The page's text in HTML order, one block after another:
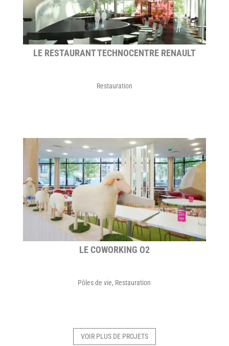
LE RESTAURANT TECHNOCENTRE RENAULT
Restauration
LE COWORKING O2
Pôles de vie, Restauration
VOIR PLUS DE PROJETS